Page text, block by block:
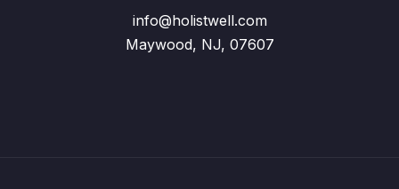
info@holistwell.com
Maywood, NJ, 07607